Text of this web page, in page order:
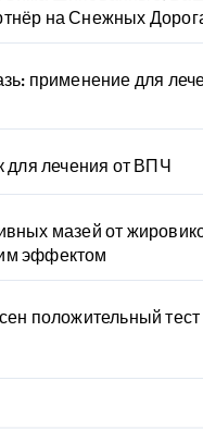
на Снежных
применение для
для лечения от ВПЧ
мазей от
эффектом
положительный